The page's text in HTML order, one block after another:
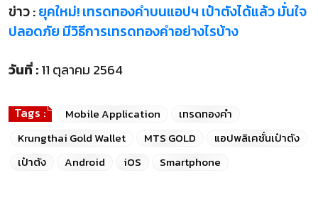
ข่าว :ยุคใหม่! เทรดทองคำบนแอปฯ เป๋าตังได้แล้ว มั่นใจ
ปลอดภัย มีวิธีการเทรดทองคำอย่างไรบ้าง
วันที่ :11 ตุลาคม 2564
Tags : Mobile Application
เทรดทองคำ
Krungthai Gold Wallet
MTS GOLD
แอปพลิเคชั่นเป๋าตัง
เป๋าตัง
Android iOS Smartphone